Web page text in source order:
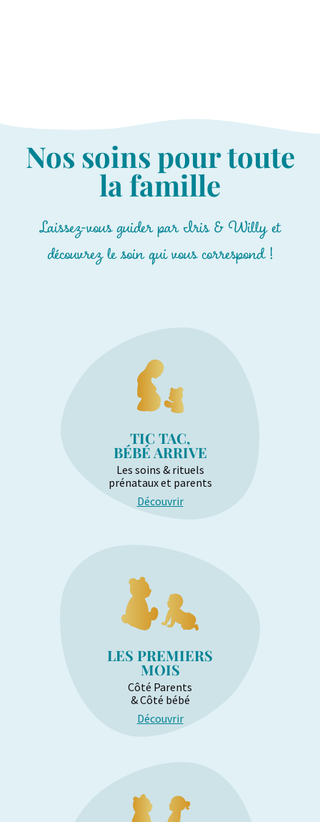
Nos soins pour toute
la famille
Laissez-vous guider par Iris & Willy et
découvrez le soin qui vous correspond !
TIC TAC,
BÉBÉ ARRIVE
Les soins & rituels
prénataux et parents
Découvrir
LES PREMIERS
MOIS
Côté Parents
& Côté bébé
Découvrir